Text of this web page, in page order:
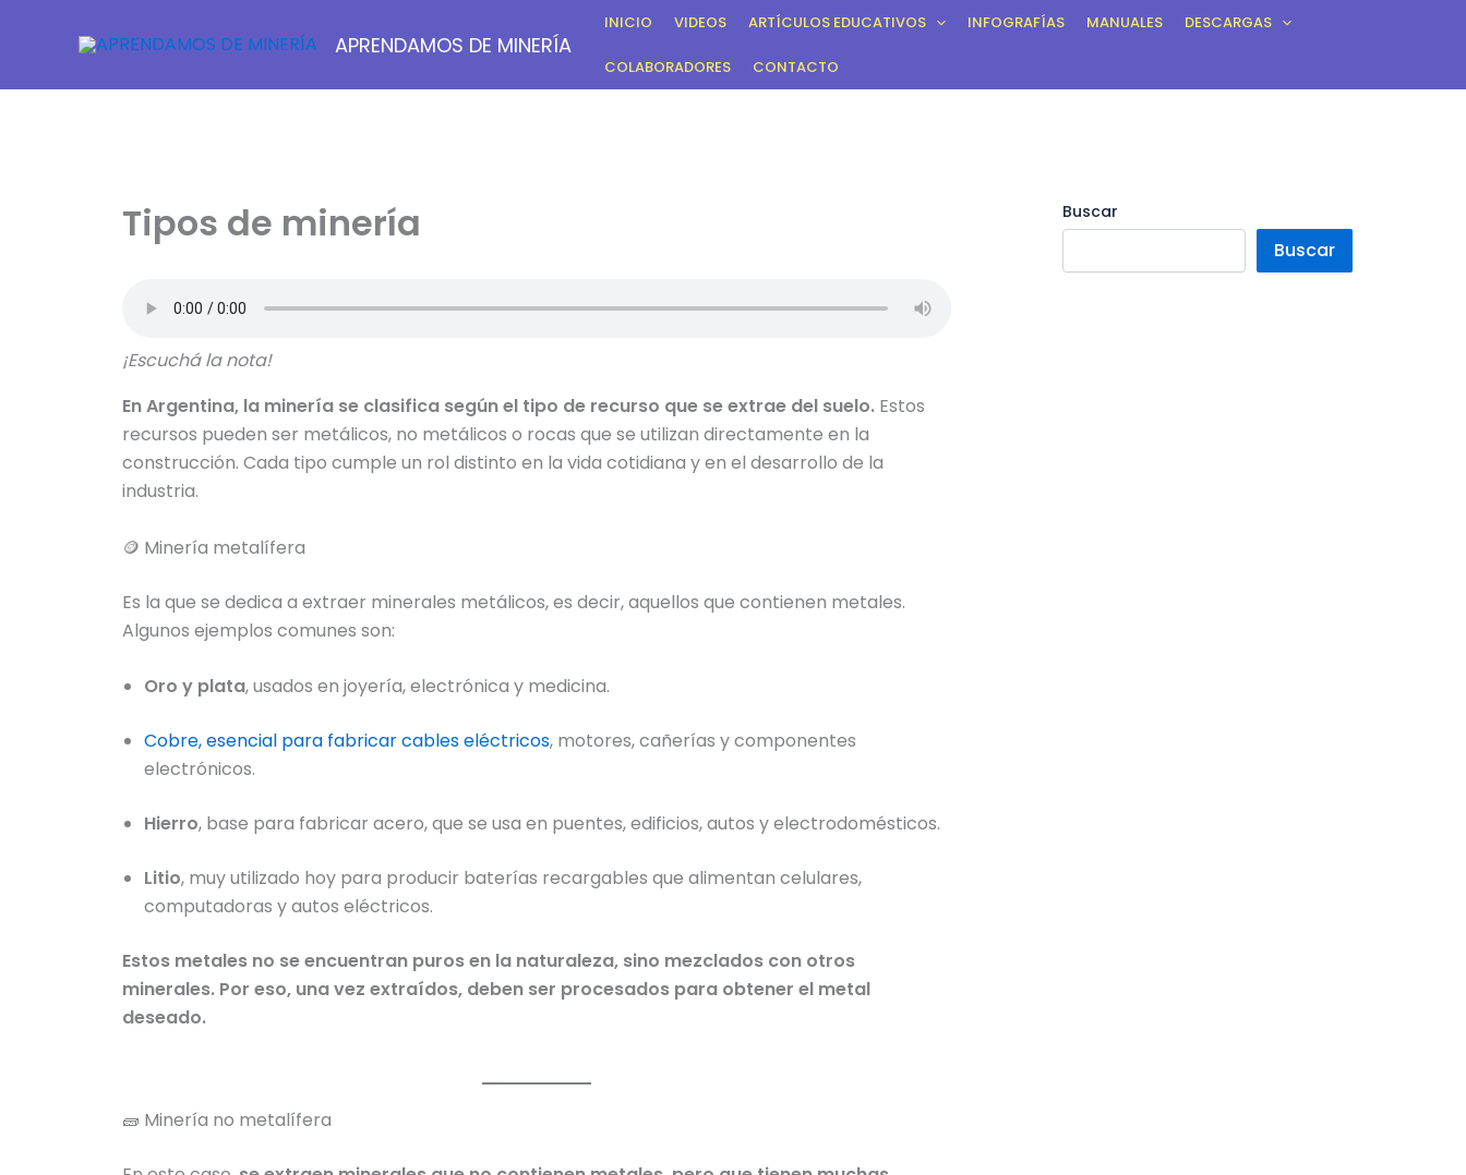
APRENDAMOS DE MINERÍA
INICIO VIDEOS ARTÍCULOS EDUCATIVOS INFOGRAFÍAS MANUALES DESCARGAS
COLABORADORES CONTACTO
Tipos de minería
¡Escuchá la nota!
En Argentina, la minería se clasifica según el tipo de recurso que se extrae del suelo. Estos
recursos pueden ser metálicos, no metálicos o rocas que se utilizan directamente en la
construcción. Cada tipo cumple un rol distinto en la vida cotidiana y en el desarrollo de la
industria.
🪙 Minería metalífera
Es la que se dedica a extraer minerales metálicos, es decir, aquellos que contienen metales.
Algunos ejemplos comunes son:
Oro y plata, usados en joyería, electrónica y medicina.
Cobre, esencial para fabricar cables eléctricos, motores, cañerías y componentes
electrónicos.
Hierro, base para fabricar acero, que se usa en puentes, edificios, autos y electrodomésticos.
Litio, muy utilizado hoy para producir baterías recargables que alimentan celulares,
computadoras y autos eléctricos.
Estos metales no se encuentran puros en la naturaleza, sino mezclados con otros
minerales. Por eso, una vez extraídos, deben ser procesados para obtener el metal
deseado.
🧱 Minería no metalífera
Buscar
Buscar